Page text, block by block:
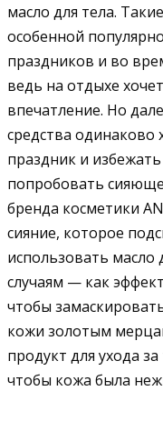
масло для тела.
особенной
праздников и во
ведь на отдыхе
впечатление. Но
средства одинаково
праздник и
попробовать
бренда косметики
сияние, которое
использовать масло
случаям — как
чтобы
кожи золотым
продукт для ухода
чтобы кожа была